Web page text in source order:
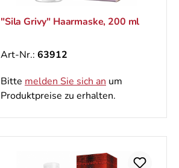
"Sila Grivy" Haarmaske, 200 ml
Art-Nr.: 63912
Bitte melden Sie sich an um
Produktpreise zu erhalten.